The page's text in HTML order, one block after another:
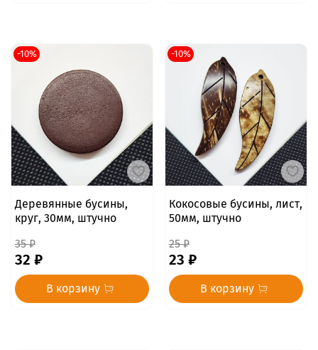
-10%
Деревянные бусины,
круг, 30мм, штучно
35 ₽
32 ₽
В корзину
-10%
Кокосовые бусины, лист,
50мм, штучно
25 ₽
23 ₽
В корзину